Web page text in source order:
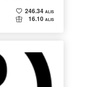
246.34 ALIS
16.10 ALIS